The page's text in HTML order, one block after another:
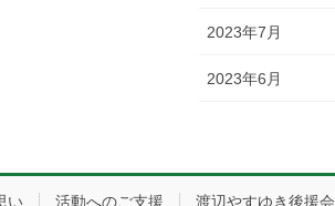
2023年7月
2023年6月
い 活動へのご支援 渡辺やすゆき後援会